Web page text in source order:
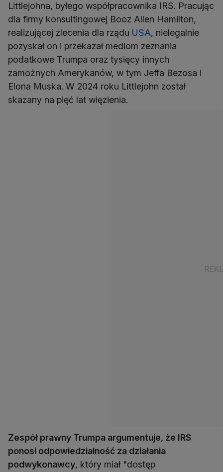
Littlejohna, byłego współpracownika IRS. Pracując
dla firmy konsultingowej Booz Allen Hamilton,
realizującej zlecenia dla rządu USA, nielegalnie
pozyskał on i przekazał mediom zeznania
podatkowe Trumpa oraz tysięcy innych
zamożnych Amerykanów, w tym Jeffa Bezosa i
Elona Muska. W 2024 roku Littlejohn został
skazany na pięć lat więzienia.
Zespół prawny Trumpa argumentuje, że IRS
ponosi odpowiedzialność za działania
podwykonawcy, który miał "dostęp